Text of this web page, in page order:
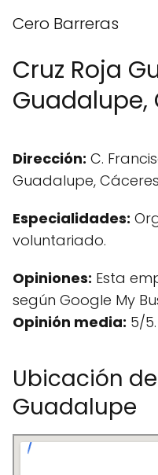
Cero Barreras
Cruz Roja
Guadalupe,
Dirección: C.
Guadalupe,
Especialidades:
voluntariado.
Opiniones: Esta
según Google My
Opinión media: 5/5.
Ubicación
Guadalupe